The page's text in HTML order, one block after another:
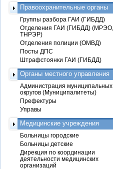
Правоохранительные органы
Группы разбора ГАИ (ГИБДД)
Отделения ГАИ (ГИБДД) (МРЭО,
ТНРЭР)
Отделения полиции (ОМВД)
Посты ДПС
Штрафстоянки ГАИ (ГИБДД)
Органы местного управления
Администрация муниципальных
округов (Муниципалитеты)
Префектуры
Управы
Медицинские учреждения
Больницы городские
Больницы детские
Дирекция по координации
деятельности медицинских
организаций